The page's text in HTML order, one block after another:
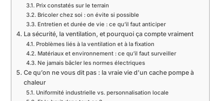
Prix constatés sur le terrain
Bricoler chez soi : on évite si possible
Entretien et durée de vie : ce qu’il faut anticiper
La sécurité, la ventilation, et pourquoi ça compte vraiment
Problèmes liés à la ventilation et à la fixation
Matériaux et environnement : ce qu’il faut surveiller
Ne jamais bâcler les normes électriques
Ce qu’on ne vous dit pas : la vraie vie d’un cache pompe à
chaleur
Uniformité industrielle vs. personnalisation locale